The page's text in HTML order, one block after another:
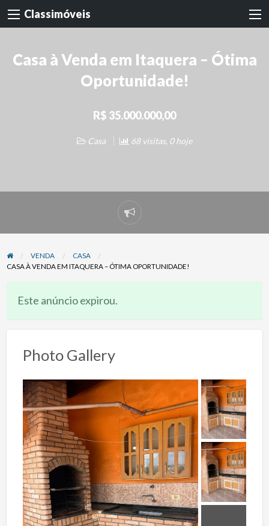
Classimóveis
Casa à Venda em Itaquera – Ótima
Oportunidade!
R$ 35.000.000,00
Casa 68 visitas, 0 hoje
Denunciar
problema
VENDA
CASA
CASA À VENDA EM ITAQUERA – ÓTIMA OPORTUNIDADE!
Este anúncio expirou.
Photo Gallery